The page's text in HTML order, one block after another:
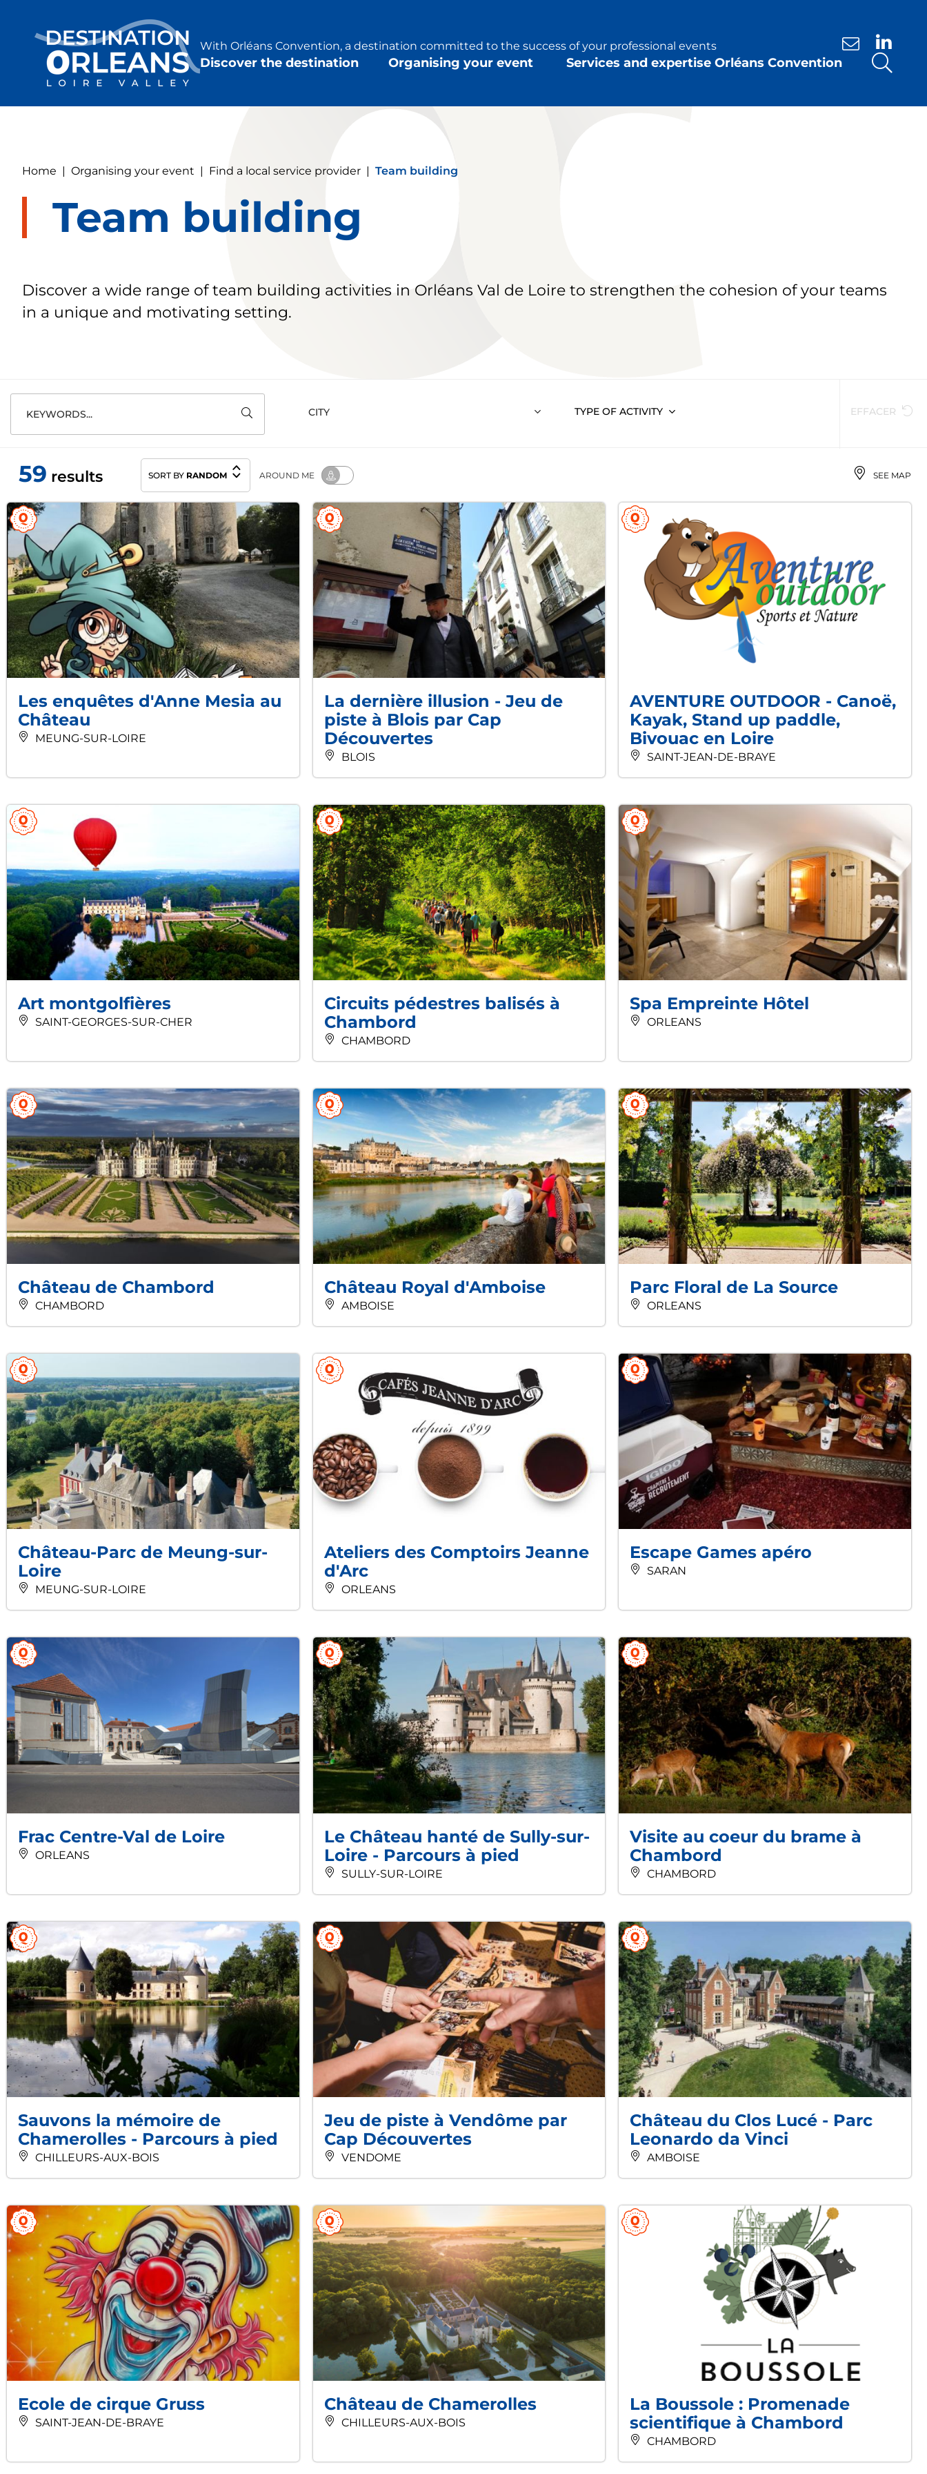
With Orléans Convention, a destination committed to the success of your professional events
Contact us
Discover the destination Organising your event Services and expertise Orléans Convention
Home | Organising your event | Find a local service provider | Team building
Team building
Discover a wide range of team building activities in Orléans Val de Loire to strengthen the cohesion of your teams
in a unique and motivating setting.
KEYWORDS... TYPE OF ACTIVITY EFFACER
59 results SORT BY RANDOM AROUND ME SEE MAP
Les enquêtes d'Anne Mesia au
Château
MEUNG-SUR-LOIRE
La dernière illusion - Jeu de
piste à Blois par Cap
Découvertes
BLOIS
AVENTURE OUTDOOR - Canoë,
Kayak, Stand up paddle,
Bivouac en Loire
SAINT-JEAN-DE-BRAYE
Art montgolfières
SAINT-GEORGES-SUR-CHER
Circuits pédestres balisés à
Chambord
CHAMBORD
Spa Empreinte Hôtel
ORLEANS
Château de Chambord
CHAMBORD
Château Royal d'Amboise
AMBOISE
Parc Floral de La Source
ORLEANS
Château-Parc de Meung-sur-
Loire
MEUNG-SUR-LOIRE
Ateliers des Comptoirs Jeanne
d'Arc
ORLEANS
Escape Games apéro
SARAN
Frac Centre-Val de Loire
ORLEANS
Le Château hanté de Sully-sur-
Loire - Parcours à pied
SULLY-SUR-LOIRE
Visite au coeur du brame à
Chambord
CHAMBORD
Sauvons la mémoire de
Chamerolles - Parcours à pied
CHILLEURS-AUX-BOIS
Jeu de piste à Vendôme par
Cap Découvertes
VENDOME
Château du Clos Lucé - Parc
Leonardo da Vinci
AMBOISE
Ecole de cirque Gruss
SAINT-JEAN-DE-BRAYE
Château de Chamerolles
CHILLEURS-AUX-BOIS
La Boussole : Promenade
scientifique à Chambord
CHAMBORD